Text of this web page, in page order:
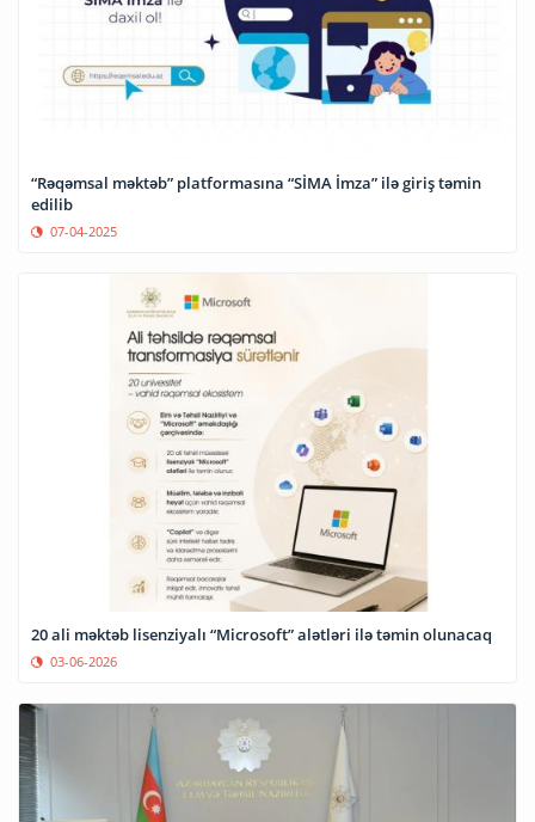
“Rəqəmsal məktəb” platformasına “SİMA İmza” ilə giriş təmin
edilib
07-04-2025
20 ali məktəb lisenziyalı “Microsoft” alətləri ilə təmin olunacaq
03-06-2026